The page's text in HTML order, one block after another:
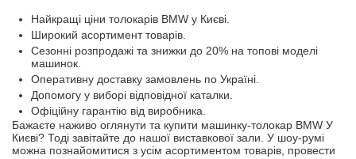
Найкращі ціни толокарів BMW у Києві.
Широкий асортимент товарів.
Сезонні розпродажі та знижки до 20% на топові моделі
машинок.
Оперативну доставку замовлень по Україні.
Допомогу у виборі відповідної каталки.
Офіційну гарантію від виробника.
Бажаєте наживо оглянути та купити машинку-толокар BMW У
Києві? Тоді завітайте до нашої виставкової зали. У шоу-румі
можна познайомитися з усім асортиментом товарів, провести